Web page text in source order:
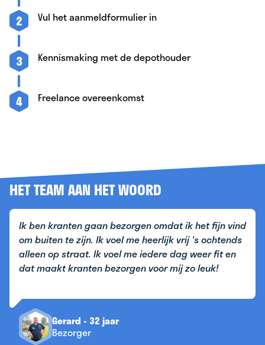
2 Vul het aanmeldformulier in
3 Kennismaking met de depothouder
4 Freelance overeenkomst
HET TEAM AAN HET WOORD
Ik ben kranten gaan bezorgen omdat ik het fijn vind
om buiten te zijn. Ik voel me heerlijk vrij 's ochtends
alleen op straat. Ik voel me iedere dag weer fit en
dat maakt kranten bezorgen voor mij zo leuk!
Gerard - 32 jaar
Bezorger